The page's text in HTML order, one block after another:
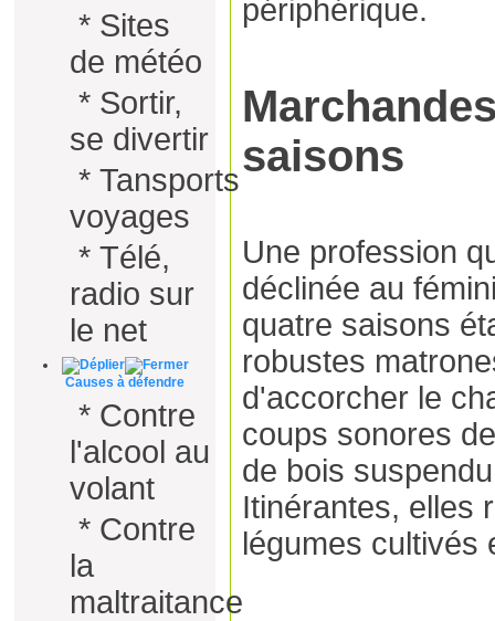
* Sites
de météo
* Sortir,
se divertir
* Tansports
voyages
* Télé,
radio sur
le net
Causes à défendre
* Contre
l'alcool au
volant
* Contre
la
maltraitance
périphérique.
saisons
Une profession
déclinée au
quatre saisons
robustes
d'accorcher le
coups sonores
de bois
Itinérantes, elles
légumes cultivés